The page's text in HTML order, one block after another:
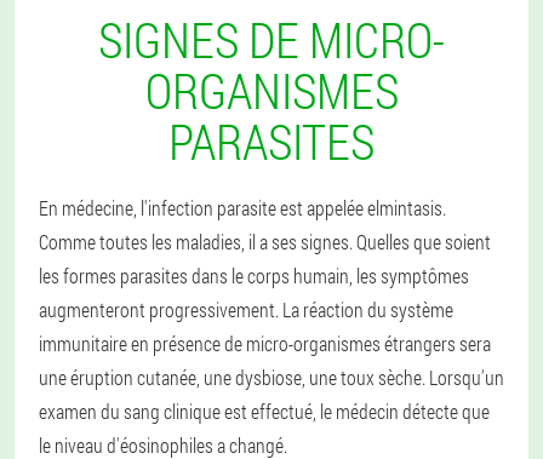
SIGNES DE MICRO-
ORGANISMES
PARASITES
En médecine, l'infection parasite est appelée elmintasis.
Comme toutes les maladies, il a ses signes. Quelles que soient
les formes parasites dans le corps humain, les symptômes
augmenteront progressivement. La réaction du système
immunitaire en présence de micro-organismes étrangers sera
une éruption cutanée, une dysbiose, une toux sèche. Lorsqu'un
examen du sang clinique est effectué, le médecin détecte que
le niveau d'éosinophiles a changé.